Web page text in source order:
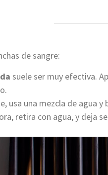
de sangre:
suele ser muy efectiva.
usa una mezcla de agua
retira con agua, y deja